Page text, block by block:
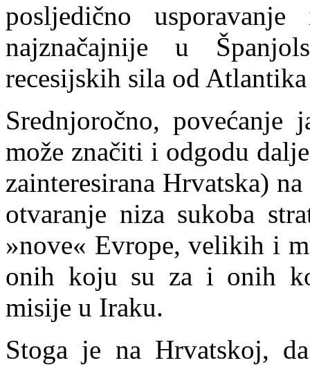
posljedično
najznačajnije u
recesijskih sila od
Srednjoročno, povećanje
može značiti i odgodu
zainteresirana Hrvatska)
otvaranje niza sukoba
»nove« Evrope, velikih i
onih koju su za i onih
misije u Iraku.
Stoga je na Hrvatskoj,